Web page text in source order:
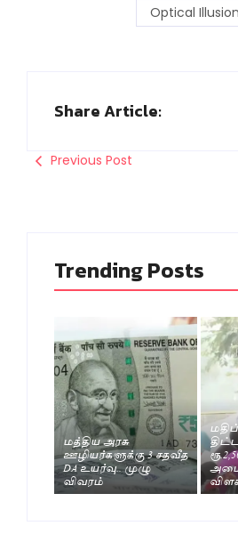
Optical Illusion
Share Article:
Previous Post
Trending Posts
மத்திய அரசு
ஊழியர்களுக்கு 3 சதவீத
DA உயர்வு.. முழு
விவரம்